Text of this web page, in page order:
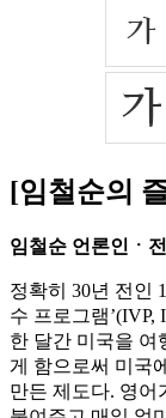
[임철순의
임철순 언론인ㆍ
정확히 30년 전인
수 프로그램’(IVP,
한 달간 미국을 여
게 함으로써 미국
만든 제도다. 영어